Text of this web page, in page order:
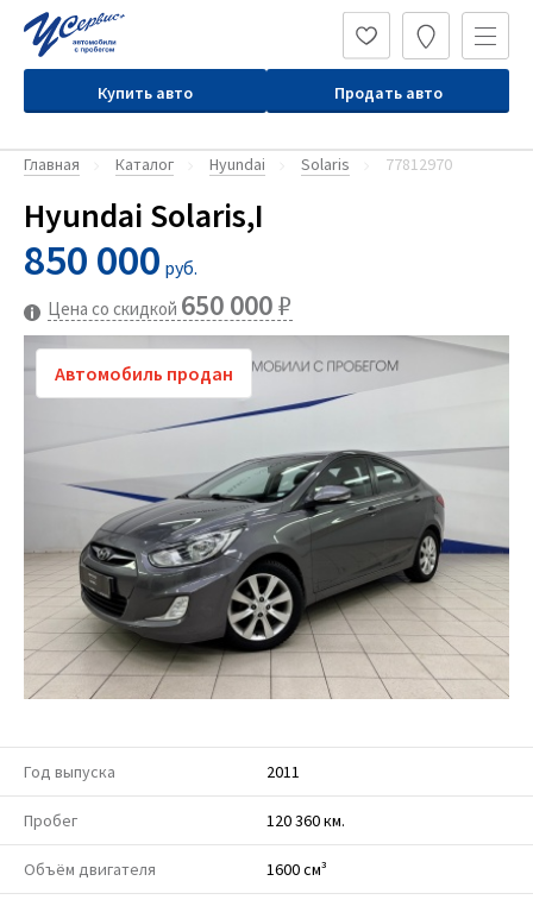
Купить авто Продать авто
Главная Каталог Hyundai Solaris 77812970
Hyundai Solaris,I
850 000 руб.
Цена со скидкой 650 000₽
Год выпуска 2011
Пробег 120 360 км.
Объём двигателя 1600 см³